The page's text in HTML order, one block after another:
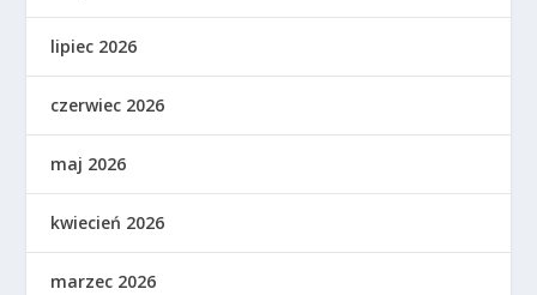
lipiec 2026
czerwiec 2026
maj 2026
kwiecień 2026
marzec 2026